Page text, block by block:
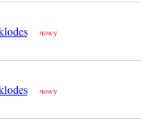
nowy
nowy